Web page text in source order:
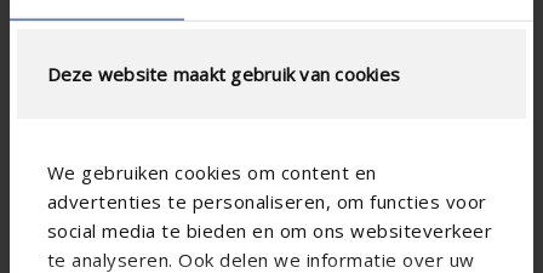
Deze website maakt gebruik van cookies
We gebruiken cookies om content en
advertenties te personaliseren, om functies voor
social media te bieden en om ons websiteverkeer
te analyseren. Ook delen we informatie over uw
AJUSTAR EL CÁLCULO
Escalón de lamas (mm)
50
technical.standaardgaastype